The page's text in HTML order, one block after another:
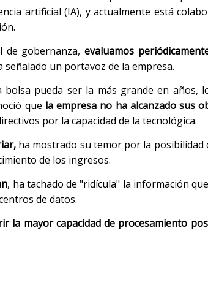
artificial (IA), y actualmente está
de gobernanza, evaluamos
un portavoz de la empresa.
pueda ser la más grande en años,
que la empresa no ha alcanzado sus
por la capacidad de la tecnológica.
ha mostrado su temor por la posibilidad
de los ingresos.
, ha tachado de "ridícula" la información
de datos.
la mayor capacidad de procesamiento